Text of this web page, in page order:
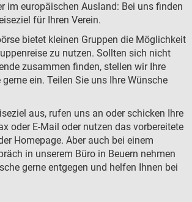
BUSANMIETUNG
LINIENVERKEHR
ÜBER UNS
Sicherheit
Busflotte
im europäischen Ausland: Bei uns finden
für Ihren Verein.
bietet kleinen Gruppen die Möglichkeit
zu nutzen. Sollten sich nicht
zusammen finden, stellen wir Ihre
ein. Teilen Sie uns Ihre Wünsche
aus, rufen uns an oder schicken Ihre
oder E-Mail oder nutzen das vorbereitete
Homepage. Aber auch bei einem
in unserem Büro in Beuern nehmen
gerne entgegen und helfen Ihnen bei